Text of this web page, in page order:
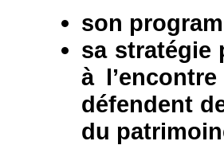
son
sa stratégie
à
défendent
du